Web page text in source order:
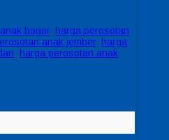
bogor, harga perosotan
anak jember, harga
, harga perosotan anak